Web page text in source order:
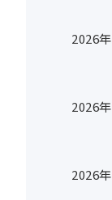
2026年
2026年
2026年